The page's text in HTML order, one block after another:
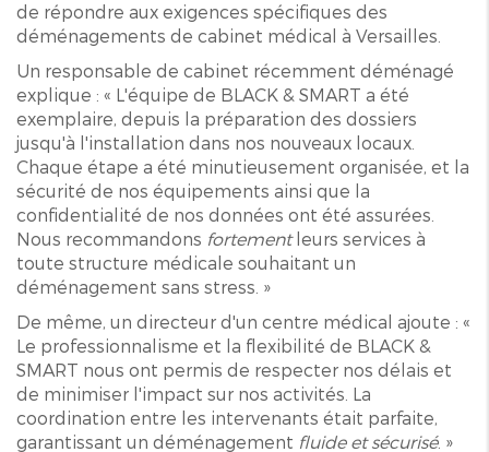
de répondre aux exigences spécifiques des
déménagements de cabinet médical à Versailles.
Un responsable de cabinet récemment déménagé
explique : « L'équipe de BLACK & SMART a été
exemplaire, depuis la préparation des dossiers
jusqu'à l'installation dans nos nouveaux locaux.
Chaque étape a été minutieusement organisée, et la
sécurité de nos équipements ainsi que la
confidentialité de nos données ont été assurées.
Nous recommandons fortementleurs services à
toute structure médicale souhaitant un
déménagement sans stress. »
De même, un directeur d'un centre médical ajoute : «
Le professionnalisme et la flexibilité de BLACK &
SMART nous ont permis de respecter nos délais et
de minimiser l'impact sur nos activités. La
coordination entre les intervenants était parfaite,
garantissant un déménagement fluide et sécurisé. »